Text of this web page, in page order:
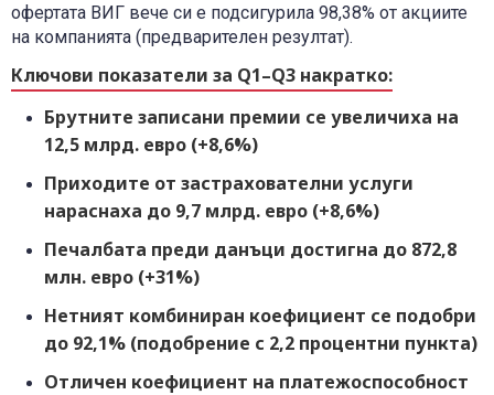
офертата ВИГ вече си е подсигурила 98,38% от акциите
на компанията (предварителен резултат).
Ключови показатели за Q1–Q3 накратко:
Брутните записани премии се увеличиха на
12,5 млрд. евро (+8,6%)
Приходите от застрахователни услуги
нараснаха до 9,7 млрд. евро (+8,6%)
Печалбата преди данъци достигна до 872,8
млн. евро (+31%)
Нетният комбиниран коефициент се подобри
до 92,1% (подобрение с 2,2 процентни пункта)
Отличен коефициент на платежоспособност